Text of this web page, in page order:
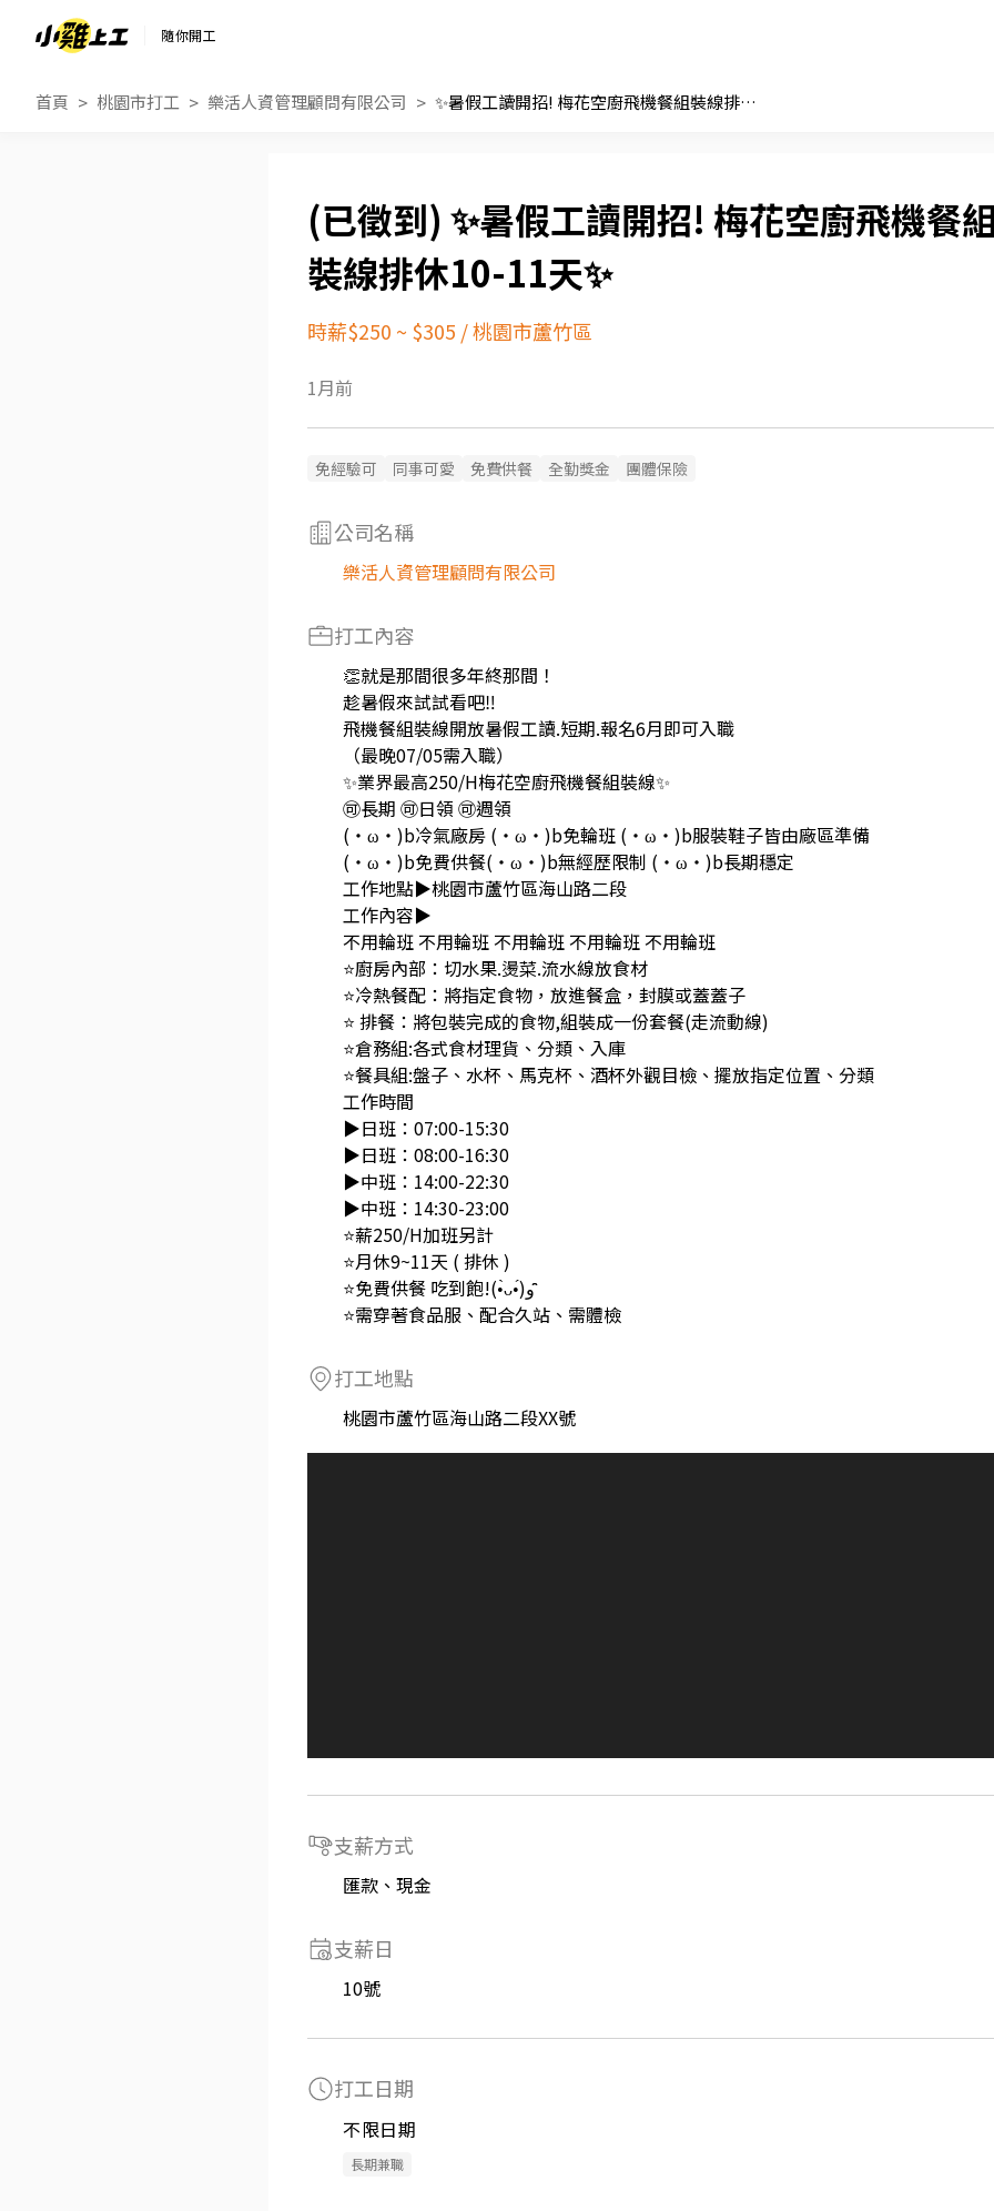
隨你開工
首頁 桃園市打工 樂活人資管理顧問有限公司 ✨暑假工讀開招! 梅花空廚飛機餐組裝線排休10-11天✨
✨暑假工讀開招! 梅花空廚飛機餐
裝線排休10-11天✨
時薪$250 ~ $305 /桃園市蘆竹區
1月前
免經驗可 同事可愛 免費供餐 全勤獎金 團體保險
公司名稱
樂活人資管理顧問有限公司
打工內容
👏就是那間很多年終那間！
趁暑假來試試看吧‼️
飛機餐組裝線開放暑假工讀.短期.報名6月即可入職
（最晚07/05需入職）
✨業界最高250/H梅花空廚飛機餐組裝線✨
🉑️長期 🉑️日領 🉑️週領
(・ω・)b冷氣廠房 (・ω・)b免輪班 (・ω・)b服裝鞋子皆由廠區準備
(・ω・)b免費供餐(・ω・)b無經歷限制 (・ω・)b長期穩定
工作地點▶桃園市蘆竹區海山路二段
工作內容▶
不用輪班 不用輪班 不用輪班 不用輪班 不用輪班
⭐廚房內部：切水果.燙菜.流水線放食材
⭐冷熱餐配：將指定食物，放進餐盒，封膜或蓋蓋子
⭐ 排餐：將包裝完成的食物,組裝成一份套餐(走流動線)
⭐倉務組:各式食材理貨、分類、入庫
⭐餐具組:盤子、水杯、馬克杯、酒杯外觀目檢、擺放指定位置、分類
工作時間
▶日班：07:00-15:30
▶日班：08:00-16:30
▶中班：14:00-22:30
▶中班：14:30-23:00
⭐薪250/H加班另計
⭐月休9~11天 ( 排休 )
⭐免費供餐 吃到飽!(•̀ᴗ•́)و ̑̑
⭐需穿著食品服、配合久站、需體檢
打工地點
桃園市蘆竹區海山路二段XX號
支薪方式
匯款、現金
支薪日
10號
打工日期
不限日期
長期兼職